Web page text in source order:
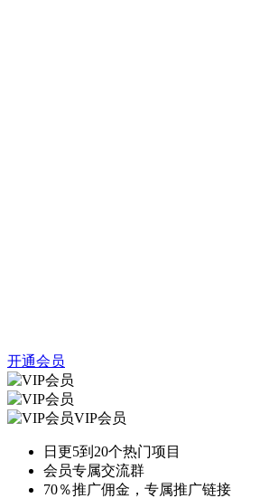
开通会员
VIP会员
日更5到20个热门项目
会员专属交流群
70％推广佣金，专属推广链接